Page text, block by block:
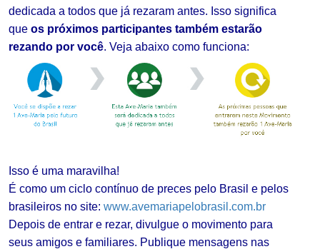
dedicada a todos que já rezaram antes. Isso significa
que os próximos participantes também estarão
rezando por você. Veja abaixo como funciona:
Isso é uma maravilha!
É como um ciclo contínuo de preces pelo Brasil e pelos
brasileiros no site: www.avemariapelobrasil.com.br
Depois de entrar e rezar, divulgue o movimento para
seus amigos e familiares. Publique mensagens nas